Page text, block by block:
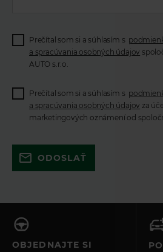
Prečítal som si a súhlasím s
a spracúvania osobných údajov
AUTO s.r.o.
Prečítal som si a súhlasím s
a spracúvania osobných údajov za
marketingových oznámení od
vyplnili všetky povinné
ODOSLAŤ
OBJEDNAJTE SI